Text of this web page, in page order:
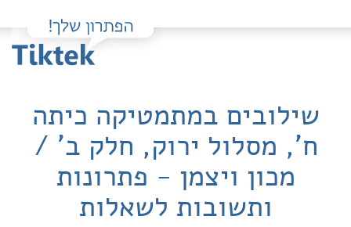
שילובים במתמטיקה כיתה
ח', מסלול ירוק, חלק ב' /
מכון ויצמן - פתרונות
ותשובות לשאלות